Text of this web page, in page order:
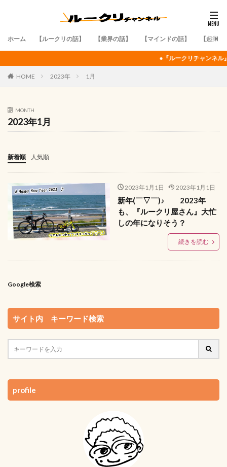
ホーム 【ルークリの話】 【業界の話】 【マインドの話】 【起業
●『ルークリチャンネル』の『ルークリマ
HOME 2023年 1月
MONTH
2023年1月
新着順 人気順
2023年1月1日 2023年1月1日
新年(￣▽￣)♪ 2023年
も、『ルークリ屋さん』大忙
しの年になりそう？
続きを読む
Google検索
サイト内 キーワード検索
profile